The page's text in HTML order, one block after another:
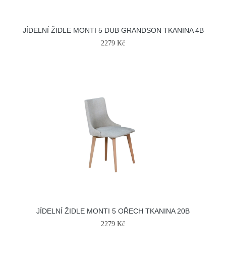
JÍDELNÍ ŽIDLE MONTI 5 DUB GRANDSON TKANINA 4B
2279 Kč
JÍDELNÍ ŽIDLE MONTI 5 OŘECH TKANINA 20B
2279 Kč